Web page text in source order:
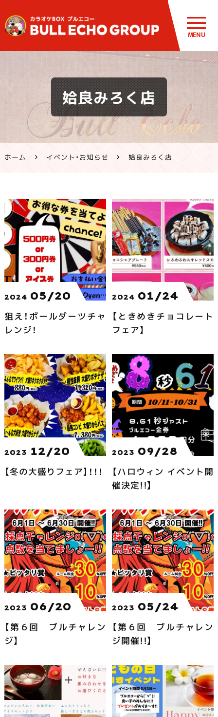
鹿児島・熊
本のカラオ
ケ ブルエコ
ー公式サイ
ト | 霧島市・
姶良市・鹿
屋市、八代
市で営業中
MENU
姶良みろく店
ホーム イベント・お知らせ 姶良みろく店
2024 05/20
狙え！ボールダーツチャ
レンジ！
2024 01/24
【ときめきチョコレート
フェア】
2023 12/20
【冬の大盛りフェア】！！！
2023 09/28
【ハロウィン イベント開
催決定!!】
2023 06/20
【第６回 ブルチャレン
ジ】
2023 05/24
【第６回 ブルチャレン
ジ開催!!】